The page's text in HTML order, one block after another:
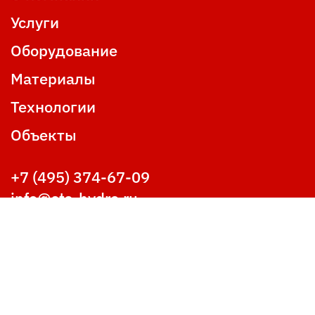
Услуги
Оборудование
Материалы
Технологии
Объекты
+7 (495) 374-67-09
info@sts-hydro.ru